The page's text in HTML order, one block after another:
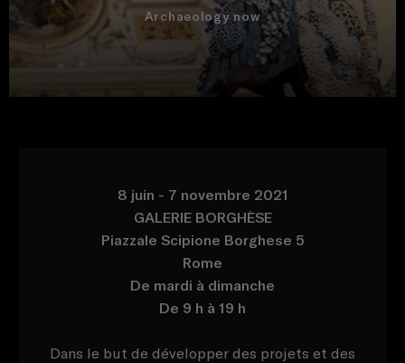
Archaeology now
8 juin - 7 novembre 2021
GALERIE BORGHÈSE
Piazzale Scipione Borghese 5
Rome
De mardi à dimanche
De 9 h à 19 h
Dans le but de développer des projets et des